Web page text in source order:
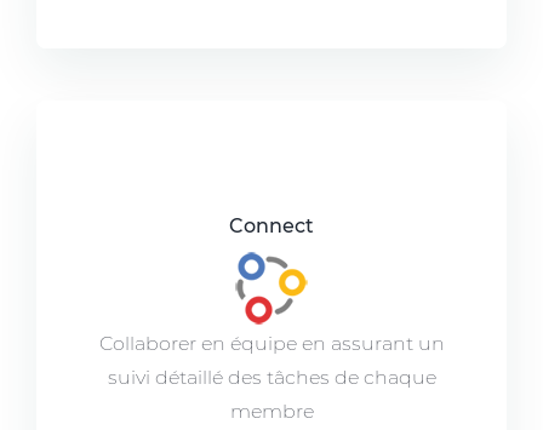
Connect
Collaborer en équipe en assurant un
suivi détaillé des tâches de chaque
membre